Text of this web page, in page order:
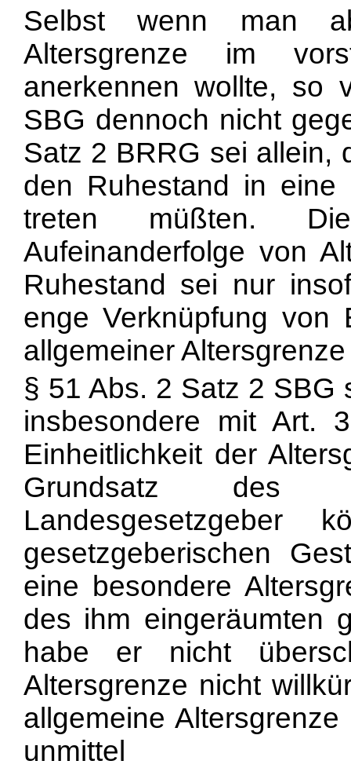
Selbst wenn man
Altersgrenze im
anerkennen wollte,
SBG dennoch nicht
Satz 2 BRRG sei allein,
den Ruhestand in eine
treten müßten.
Aufeinanderfolge von
Ruhestand sei nur
enge Verknüpfung von
allgemeiner
§ 51 Abs. 2 Satz 2 SBG
insbesondere mit Art.
Einheitlichkeit der
Grundsatz des
Landesgesetzgeber
gesetzgeberischen
eine besondere
des ihm eingeräumten
habe er nicht
Altersgrenze nicht
allgemeine
unmittel